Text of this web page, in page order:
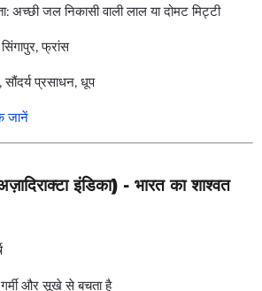
अच्छी जल निकासी वाली लाल या दोमट मिट्टी
फ्रांस
प्रसाधन, धूप
जानें
इंडिका) - भारत का शाश्वत
और सूखे से बचता है